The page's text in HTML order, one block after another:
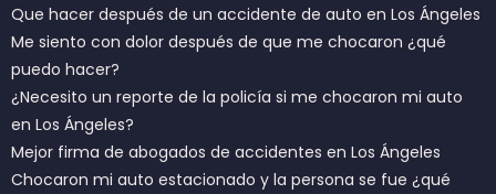
Que hacer después de un accidente de auto en Los Ángeles
Me siento con dolor después de que me chocaron ¿qué
puedo hacer?
¿Necesito un reporte de la policía si me chocaron mi auto
en Los Ángeles?
Mejor firma de abogados de accidentes en Los Ángeles
Chocaron mi auto estacionado y la persona se fue ¿qué